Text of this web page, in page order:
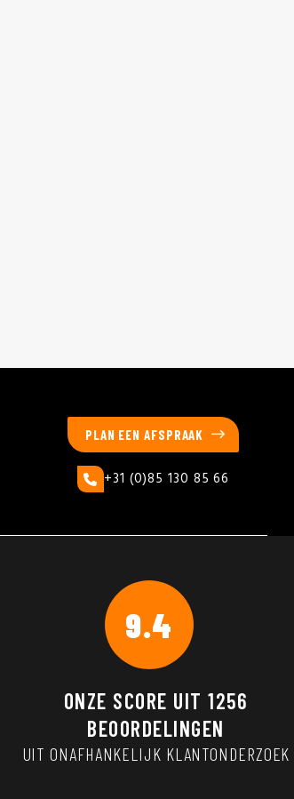
PLAN EEN AFSPRAAK
+31 (0)85 130 85 66
9.4
ONZE SCORE UIT1256
BEOORDELINGEN
UIT ONAFHANKELIJK KLANTONDERZOEK